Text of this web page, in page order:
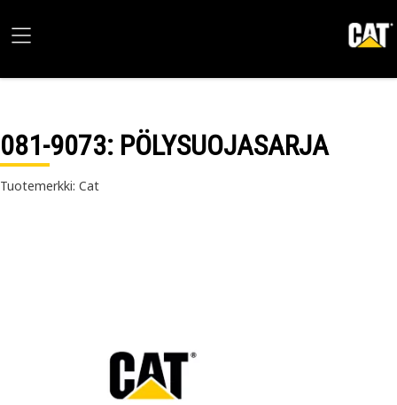
081-9073: PÖLYSUOJASARJA
Tuotemerkki: Cat